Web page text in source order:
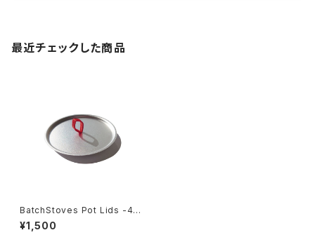
最近チェックした商品
BatchStoves Pot Lids -450
ml-
¥1,500